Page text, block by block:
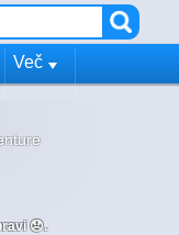
Več
😞.